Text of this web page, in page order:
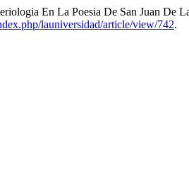
En La Poesia De San Juan De
launiversidad/article/view/742.